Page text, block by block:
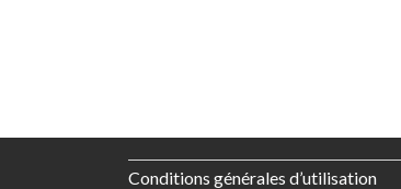
Conditions générales d’utilisation